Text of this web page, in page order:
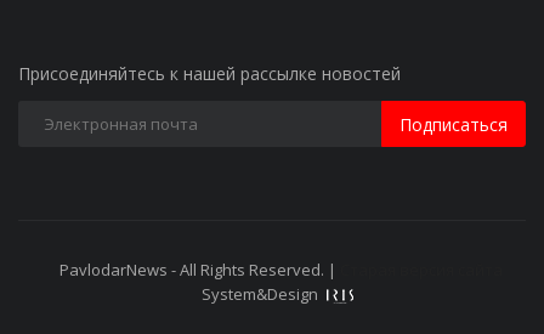
Присоединяйтесь к нашей рассылке новостей
Подписаться
PavlodarNews - All Rights Reserved. |
System&Design